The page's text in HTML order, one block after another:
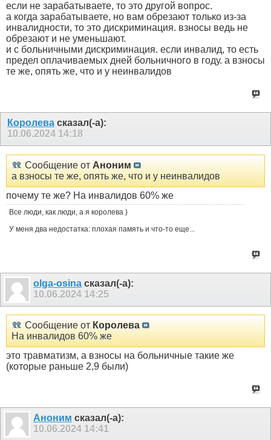
если не зарабатываете, то это другой вопрос.
а когда зарабатываете, но вам обрезают только из-за
инвалидности, то это дискриминация. взносы ведь не
обрезают и не уменьшают.
и с больничными дискриминация. если инвалид, то есть
предел оплачиваемых дней больничного в году. а взносы
те же, опять же, что и у неинвалидов
Королева сказал(-а):
10.06.2024 14:18
Сообщение от Аноним
а взносы те же, опять же, что и у неинвалидов
почему те же? На инвалидов 60% же
Все люди, как люди, а я королева )
У меня два недостатка: плохая память и что-то еще...
olga-osina сказал(-а):
10.06.2024 14:25
Сообщение от Королева
На инвалидов 60% же
это травматизм, а взносы на больничные такие же
(которые раньше 2,9 были)
Аноним сказал(-а):
10.06.2024 14:41